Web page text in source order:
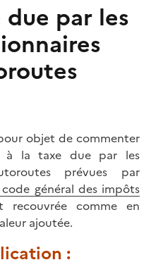
due par les
objet de commenter
à la taxe due par les
prévues par
général des impôts
recouvrée comme en
ajoutée.
: